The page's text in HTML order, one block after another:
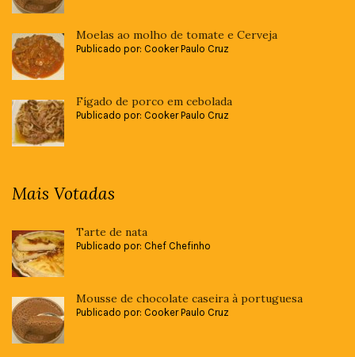
Moelas ao molho de tomate e Cerveja
Publicado por: Cooker Paulo Cruz
Fígado de porco em cebolada
Publicado por: Cooker Paulo Cruz
Mais Votadas
Tarte de nata
Publicado por: Chef Chefinho
Mousse de chocolate caseira à portuguesa
Publicado por: Cooker Paulo Cruz